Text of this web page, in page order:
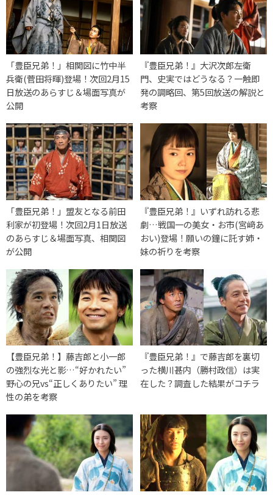
「豊臣兄弟！」相関図に竹中半
兵衛(菅田将暉)登場！次回2月15
日放送のあらすじ＆場面写真が
公開
『豊臣兄弟！』大沢次郎左衛
門、史実ではどうなる？一触即
発の調略回、第5回放送の解説と
考察
「豊臣兄弟！」盟友となる前田
利家が初登場！次回2月1日放送
のあらすじ＆場面写真、相関図
が公開
『豊臣兄弟！』いずれ訪れる悲
劇…戦国一の美女・お市(宮﨑あ
おい)登場！願いの鐘に託す姉・
妹の祈りを考察
【豊臣兄弟！】藤吉郎と小一郎
の強烈な光と影…“好かれたい”
野心の兄vs“正しくありたい” 理
性の弟を考察
『豊臣兄弟！』で藤吉郎を裏切
った横川甚内（勝村政信）は実
在した？調査した結果がコチラ